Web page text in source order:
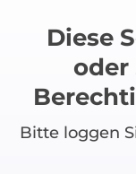
Diese
oder
Bitte loggen